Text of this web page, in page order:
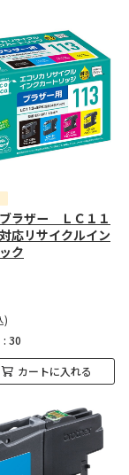
ラザー ＬＣ１１
応リサイクルイン
ク
)
: 30
カートに入れる